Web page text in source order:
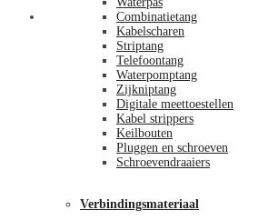
Combinatietang
Kabelscharen
Striptang
Telefoontang
Waterpomptang
Zijkniptang
Digitale meettoestellen
Kabel strippers
Keilbouten
Pluggen en schroeven
Schroevendraaiers
Verbindingsmateriaal